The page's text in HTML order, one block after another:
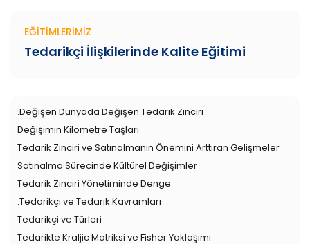
EĞITIMLERIMIZ
Tedarikçi İlişkilerinde Kalite Eğitimi
.Değişen Dünyada Değişen Tedarik Zinciri
Değişimin Kilometre Taşları
Tedarik Zinciri ve Satınalmanın Önemini Arttıran Gelişmeler
Satınalma Sürecinde Kültürel Değişimler
Tedarik Zinciri Yönetiminde Denge
.Tedarikçi ve Tedarik Kavramları
Tedarikçi ve Türleri
Tedarikte Kraljic Matriksi ve Fisher Yaklaşımı